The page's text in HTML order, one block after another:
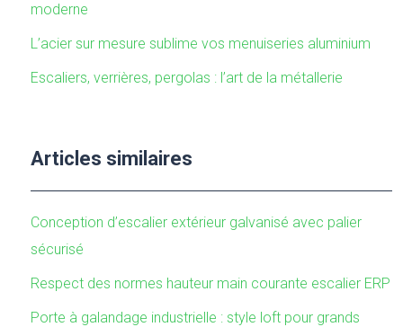
moderne
L’acier sur mesure sublime vos menuiseries aluminium
Escaliers, verrières, pergolas : l’art de la métallerie
Articles similaires
Conception d’escalier extérieur galvanisé avec palier
sécurisé
Respect des normes hauteur main courante escalier ERP
Porte à galandage industrielle : style loft pour grands